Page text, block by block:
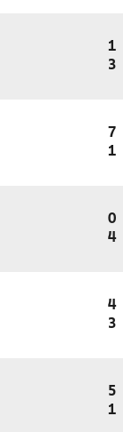
1
3
7
1
0
4
4
3
5
1